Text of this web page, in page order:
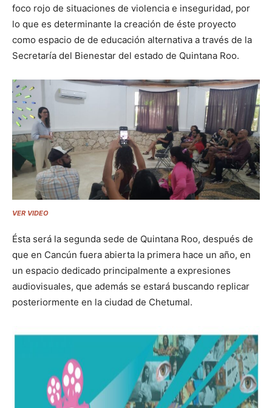
foco rojo de situaciones de violencia e inseguridad, por
lo que es determinante la creación de éste proyecto
como espacio de de educación alternativa a través de la
Secretaría del Bienestar del estado de Quintana Roo.
VER VIDEO
Ésta será la segunda sede de Quintana Roo, después de
que en Cancún fuera abierta la primera hace un año, en
un espacio dedicado principalmente a expresiones
audiovisuales, que además se estará buscando replicar
posteriormente en la ciudad de Chetumal.